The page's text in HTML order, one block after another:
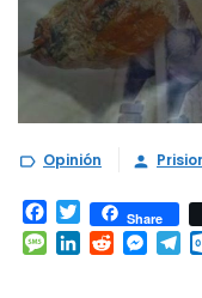
 Opinión 
Facebook
TwitterShare
Message
LinkedInReddit